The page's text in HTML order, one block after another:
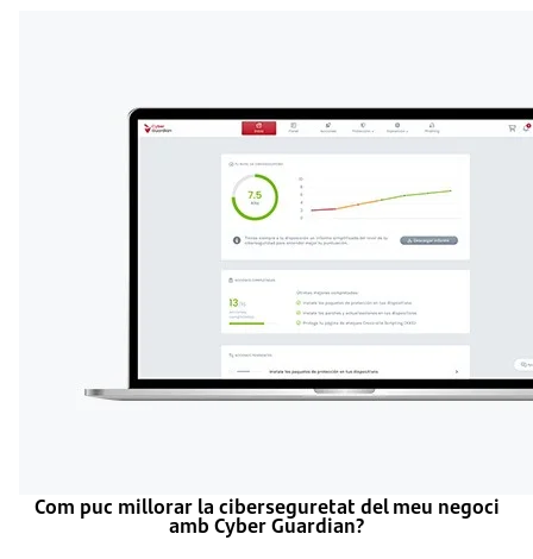
Com puc millorar la ciberseguretat del meu negoci
amb Cyber Guardian?